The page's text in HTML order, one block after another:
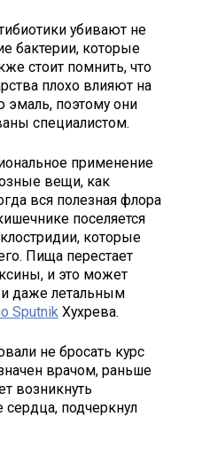
убивают не
бактерии, которые
стоит помнить, что
плохо влияют на
эмаль, поэтому они
специалистом.
применение
вещи, как
вся полезная флора
поселяется
которые
Пища перестает
и это может
и даже летальным
Sputnik Хухрева.
не бросать курс
врачом, раньше
возникнуть
подчеркнул